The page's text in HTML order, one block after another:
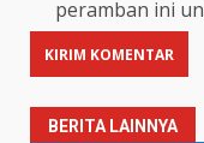
peramban ini
BERITA LAINNYA